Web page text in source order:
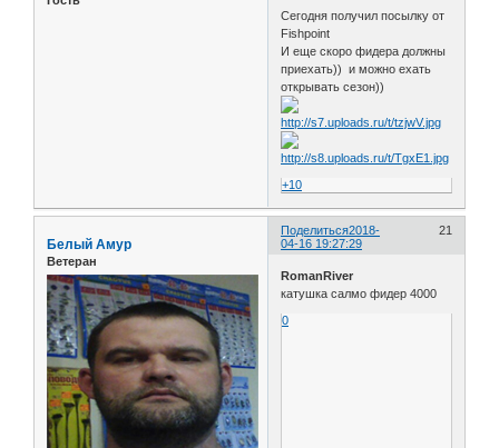
Сегодня получил посылку от
Fishpoint
И еще скоро фидера должны
приехать)) и можно ехать
открывать сезон))
+10
Поделиться 21
2018-
04-16 19:27:29
Белый Амур
Ветеран
RomanRiver
катушка салмо фидер 4000
0